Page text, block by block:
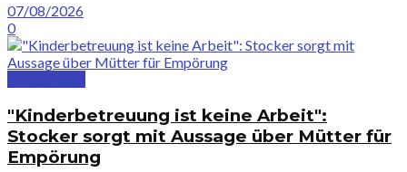
07/08/2026
0
"Kinderbetreuung ist keine Arbeit":
Stocker sorgt mit Aussage über Mütter für
Empörung